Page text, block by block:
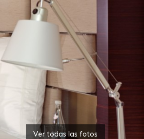
Ver todas las fotos